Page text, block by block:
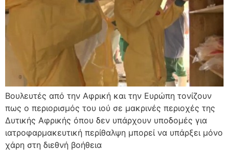
Βουλευτές από την Αφρική και την Ευρώπη τονίζουν
πως ο περιορισμός του ιού σε μακρινές περιοχές της
Δυτικής Αφρικής όπου δεν υπάρχουν υποδομές για
ιατροφαρμακευτική περίθαλψη μπορεί να υπάρξει μόνο
χάρη στη διεθνή βοήθεια